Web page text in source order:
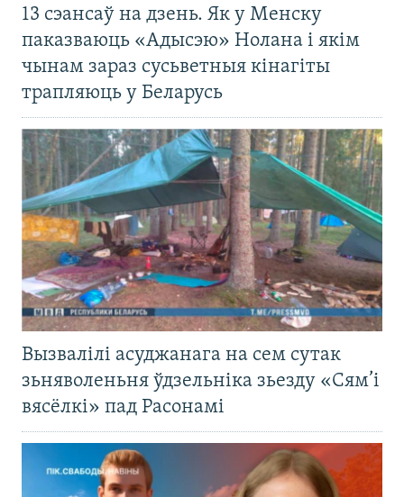
13 сэансаў на дзень. Як у Менску
паказваюць «Адысэю» Нолана і якім
чынам зараз сусьветныя кінагіты
трапляюць у Беларусь
Вызвалілі асуджанага на сем сутак
зьняволеньня ўдзельніка зьезду «Сям’і
вясёлкі» пад Расонамі